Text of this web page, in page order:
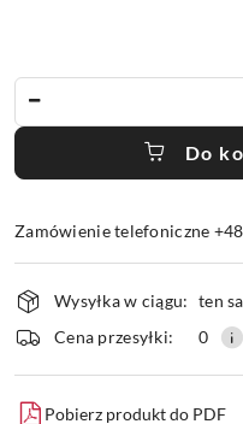
Do
Zamówienie telefoniczne
Dostępność
i
dostawa
Wysyłka w ciągu: ten
Cena przesyłki:
0
Pobierz produkt do PDF